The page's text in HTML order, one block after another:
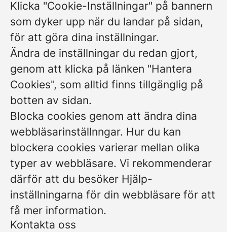
Klicka "Cookie-Inställningar" på bannern
som dyker upp när du landar på sidan,
för att göra dina inställningar.
Ändra de inställningar du redan gjort,
genom att klicka på länken "Hantera
Cookies", som alltid finns tillgänglig på
botten av sidan.
Blocka cookies genom att ändra dina
webbläsarinställnngar. Hur du kan
blockera cookies varierar mellan olika
typer av webbläsare. Vi rekommenderar
därför att du besöker Hjälp-
inställningarna för din webbläsare för att
få mer information.
Kontakta oss